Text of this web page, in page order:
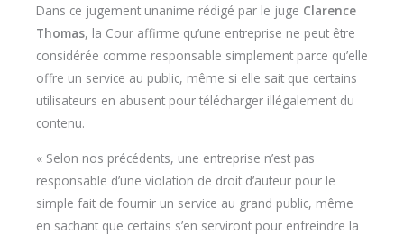
Dans ce jugement unanime rédigé par le juge Clarence
Thomas, la Cour affirme qu’une entreprise ne peut être
considérée comme responsable simplement parce qu’elle
offre un service au public, même si elle sait que certains
utilisateurs en abusent pour télécharger illégalement du
contenu.
« Selon nos précédents, une entreprise n’est pas
responsable d’une violation de droit d’auteur pour le
simple fait de fournir un service au grand public, même
en sachant que certains s’en serviront pour enfreindre la